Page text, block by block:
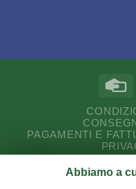
PAGAMENTI E
Copyright 2026 ©
Abbiamo a